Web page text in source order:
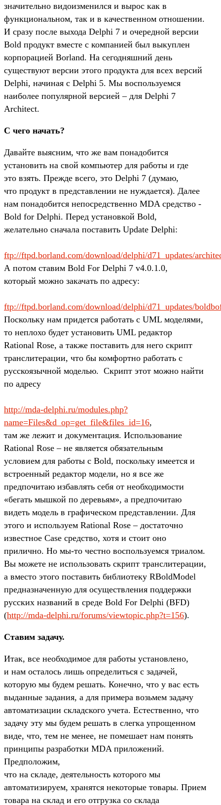
значительно видоизменился и вырос как в
функциональном, так и в качественном отношении.
И сразу после выхода Delphi 7 и очередной версии
Bold продукт вместе с компанией был выкуплен
корпорацией Borland. На сегодняшний день
существуют версии этого продукта для всех версий
Delphi, начиная с Delphi 5. Мы воспользуемся
наиболее популярной версией – для Delphi 7
Architect.
С чего начать?
Давайте выясним, что же вам понадобится
установить на свой компьютер для работы и где
это взять. Прежде всего, это Delphi 7 (думаю,
что продукт в представлении не нуждается). Далее
нам понадобится непосредственно MDA средство -
Bold for Delphi. Перед установкой Bold,
желательно сначала поставить Update Delphi:
ftp://ftpd.borland.com/download/delphi/d71_updates/
А потом ставим Bold For Delphi 7 v4.0.1.0,
который можно закачать по адресу:
ftp://ftpd.borland.com/download/delphi/d71_updates/
Поскольку нам придется работать с UML моделями,
то неплохо будет установить UML редактор
Rational Rose, а также поставить для него скрипт
транслитерации, что бы комфортно работать с
русскоязычной моделью. Скрипт этот можно найти
по адресу
http://mda-delphi.ru/modules.php?
name=Files&d_op=get_file&files_id=16,
там же лежит и документация. Использование
Rational Rose – не является обязательным
условием для работы с Bold, поскольку имеется и
встроенный редактор модели, но я все же
предпочитаю избавлять себя от необходимости
«бегать мышкой по деревьям», а предпочитаю
видеть модель в графическом представлении. Для
этого и используем Rational Rose – достаточно
известное Case средство, хотя и стоит оно
прилично. Но мы-то честно воспользуемся триалом.
Вы можете не использовать скрипт транслитерации,
а вместо этого поставить библиотеку RBoldModel
предназначенную для осуществления поддержки
русских названий в среде Bold For Delphi (BFD)
(http://mda-delphi.ru/forums/viewtopic.php?t=156).
Ставим задачу.
Итак, все необходимое для работы установлено,
и нам осталось лишь определиться с задачей,
которую мы будем решать. Конечно, что у вас есть
выданные задания, а для примера возьмем задачу
автоматизации складского учета. Естественно, что
задачу эту мы будем решать в слегка упрощенном
виде, что, тем не менее, не помешает нам понять
принципы разработки MDA приложений.
Предположим,
что на складе, деятельность которого мы
автоматизируем, хранятся некоторые товары. Прием
товара на склад и его отгрузка со склада